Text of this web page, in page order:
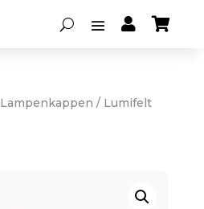
 
Lampenkappen / Lumifelt